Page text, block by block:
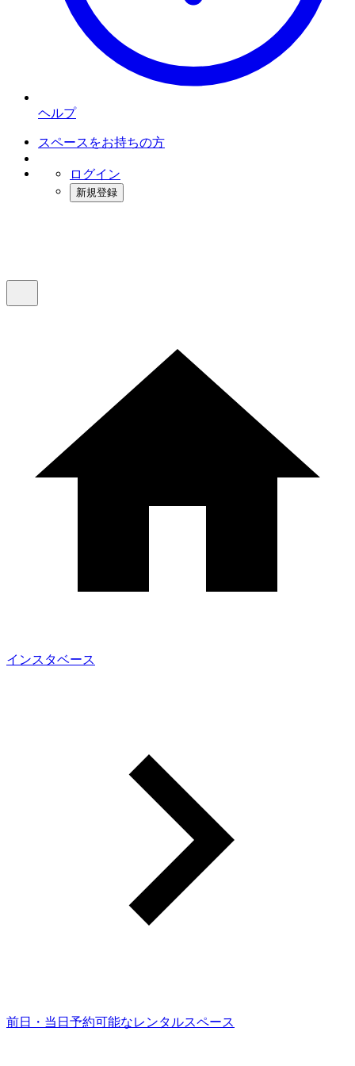
ヘルプ
スペースをお持ちの方
ログイン
新規登録
インスタベース
前日・当日予約可能なレンタルスペース